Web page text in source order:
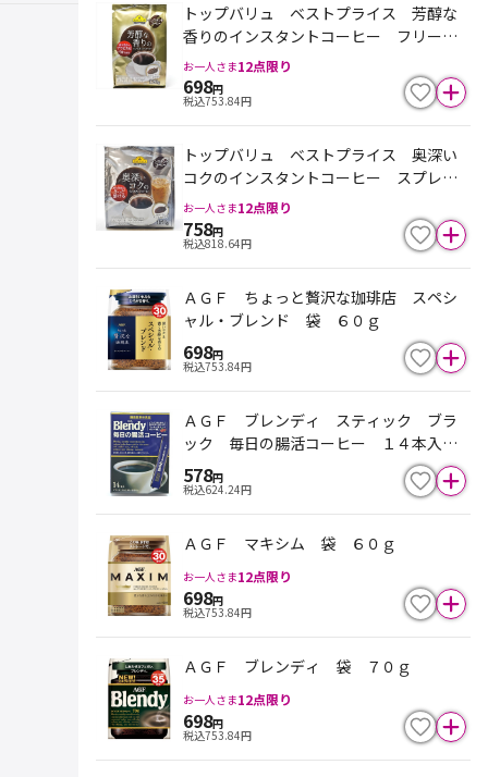
トップバリュ ベストプライス 芳醇な
香りのインスタントコーヒー フリーズ
ドライ １２０ｇ
お一人さま12点限り
698円
税込753.84円
トップバリュ ベストプライス 奥深い
コクのインスタントコーヒー スプレー
ドライ １５０ｇ
お一人さま12点限り
758円
税込818.64円
ＡＧＦ ちょっと贅沢な珈琲店 スペシ
ャル・ブレンド 袋 ６０ｇ
698円
税込753.84円
ＡＧＦ ブレンディ スティック ブラ
ック 毎日の腸活コーヒー １４本入
（機能性表示食品）
578円
税込624.24円
ＡＧＦ マキシム 袋 ６０ｇ
お一人さま12点限り
698円
税込753.84円
ＡＧＦ ブレンディ 袋 ７０ｇ
お一人さま12点限り
698円
税込753.84円